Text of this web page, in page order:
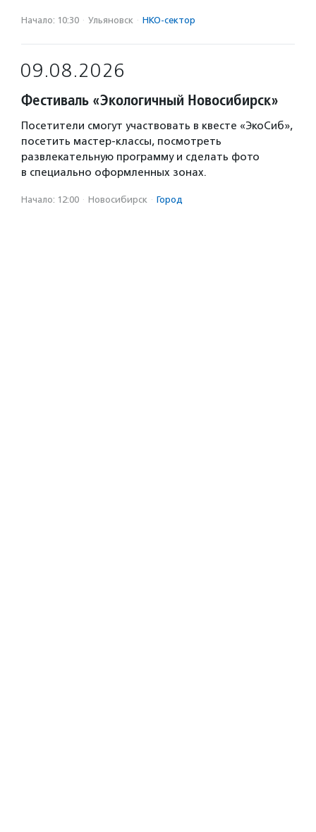
Начало: 10:30 · Ульяновск · НКО-сектор
09.08.2026
Фестиваль «Экологичный Новосибирск»
Посетители смогут участвовать в квесте «ЭкоСиб»,
посетить мастер-классы, посмотреть
развлекательную программу и сделать фото
в специально оформленных зонах.
Начало: 12:00 · Новосибирск · Город